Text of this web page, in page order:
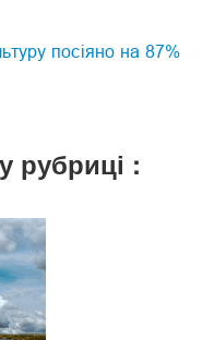
посіяно на 87%
рубриці :